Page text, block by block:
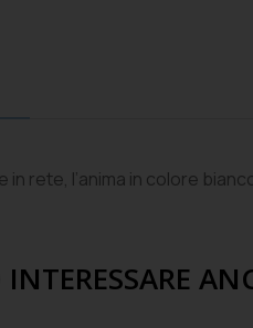
rete, l’anima in colore